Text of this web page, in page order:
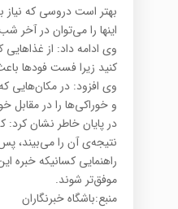
بهتر است دروسی که نیاز
اینها را می‌توان در آخر
وی ادامه داد: از
کنید زیرا فست فودها
وی افزود: در مکان‌هایی
و خوراکی‌ها را در مقابل
در پایان خاطر نشان
نتیجه‌ی آن را می‌بیند،
راهنمایی کسانیکه خبره
موفق‌تر شوند.
منبع:باشگاه خبرنگاران